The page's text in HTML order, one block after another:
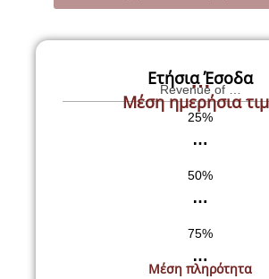
Ετήσια Έσοδα
…
Revenue of …
Μέση ημερήσια
25%
…
50%
…
75%
…
Μέση πληρότητα